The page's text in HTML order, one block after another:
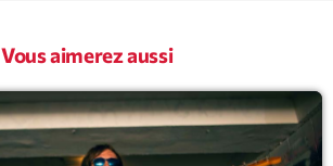
Vous aimerez aussi